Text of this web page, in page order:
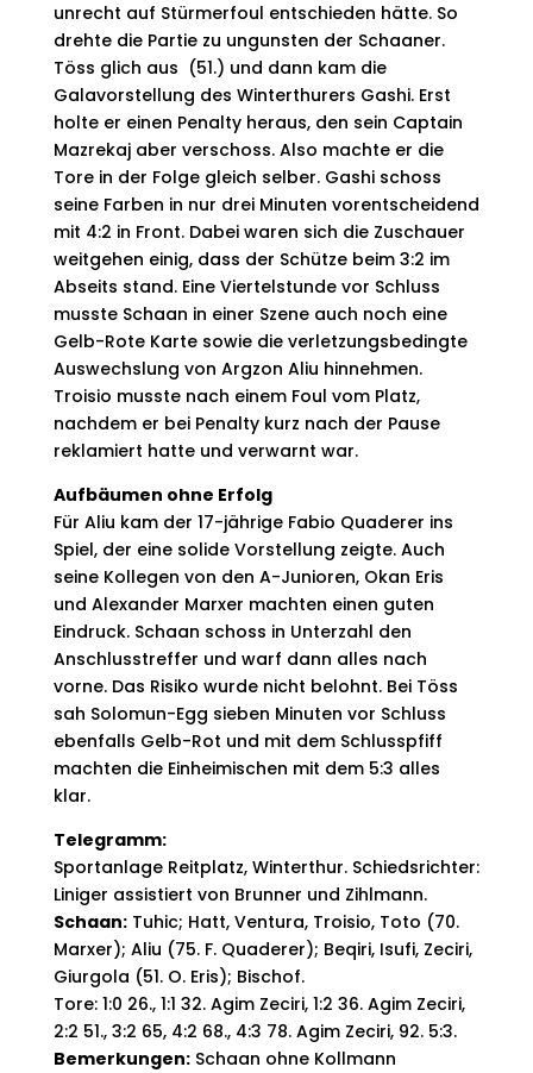
unrecht auf Stürmerfoul entschieden hätte. So
drehte die Partie zu ungunsten der Schaaner.
Töss glich aus (51.) und dann kam die
Galavorstellung des Winterthurers Gashi. Erst
holte er einen Penalty heraus, den sein Captain
Mazrekaj aber verschoss. Also machte er die
Tore in der Folge gleich selber. Gashi schoss
seine Farben in nur drei Minuten vorentscheidend
mit 4:2 in Front. Dabei waren sich die Zuschauer
weitgehen einig, dass der Schütze beim 3:2 im
Abseits stand. Eine Viertelstunde vor Schluss
musste Schaan in einer Szene auch noch eine
Gelb-Rote Karte sowie die verletzungsbedingte
Auswechslung von Argzon Aliu hinnehmen.
Troisio musste nach einem Foul vom Platz,
nachdem er bei Penalty kurz nach der Pause
reklamiert hatte und verwarnt war.
Aufbäumen ohne Erfolg
Für Aliu kam der 17-jährige Fabio Quaderer ins
Spiel, der eine solide Vorstellung zeigte. Auch
seine Kollegen von den A-Junioren, Okan Eris
und Alexander Marxer machten einen guten
Eindruck. Schaan schoss in Unterzahl den
Anschlusstreffer und warf dann alles nach
vorne. Das Risiko wurde nicht belohnt. Bei Töss
sah Solomun-Egg sieben Minuten vor Schluss
ebenfalls Gelb-Rot und mit dem Schlusspfiff
machten die Einheimischen mit dem 5:3 alles
klar.
Telegramm:
Sportanlage Reitplatz, Winterthur. Schiedsrichter:
Liniger assistiert von Brunner und Zihlmann.
Schaan:Tuhic; Hatt, Ventura, Troisio, Toto (70.
Marxer); Aliu (75. F. Quaderer); Beqiri, Isufi, Zeciri,
Giurgola (51. O. Eris); Bischof.
Tore: 1:0 26., 1:1 32. Agim Zeciri, 1:2 36. Agim Zeciri,
2:2 51., 3:2 65, 4:2 68., 4:3 78. Agim Zeciri, 92. 5:3.
Bemerkungen:Schaan ohne Kollmann